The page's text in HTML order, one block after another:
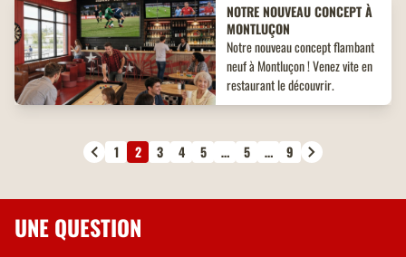
NOTRE NOUVEAU CONCEPT À
MONTLUÇON
Notre nouveau concept flambant
neuf à Montluçon ! Venez vite en
restaurant le découvrir.
PagePage
1
Page
2 Page
3 Page
4 Page
5 … Page
5 … Page
9
Page
UNE QUESTION